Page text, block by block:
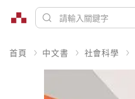
首頁 中文書 社會科學